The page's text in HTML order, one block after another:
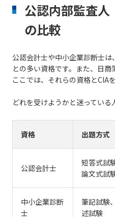
公認内部監査人
の比較
公認会計士や中小企業診断士
との多い資格です。また、日商
ここでは、それらの資格とCIA
どれを受けようかと迷っている
資格 出題方式
公認会計士
短答式試験
論文式試
中小企業診断
士
筆記試験
述試験